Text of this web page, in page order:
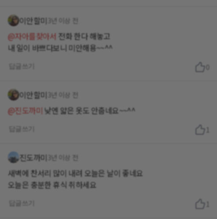
이안할미 3년 이상 전
@자아를찾아서 전화 한다 해놓고
내 일이 바쁘다보니 미안해용~~^^
이안할미 3년 이상 전
@진도까미 낮엔 얇은 옷도 안춥네요~~^^
1
진도까미 3년 이상 전
새벽에 찬서리 많이 내려 오늘은 날이 좋네요
오늘은 충분한 휴식 취하세요
1